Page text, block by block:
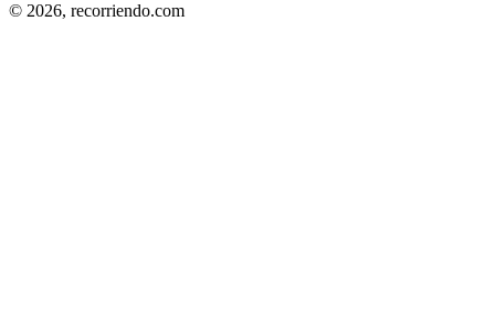
© 2026, recorriendo.com